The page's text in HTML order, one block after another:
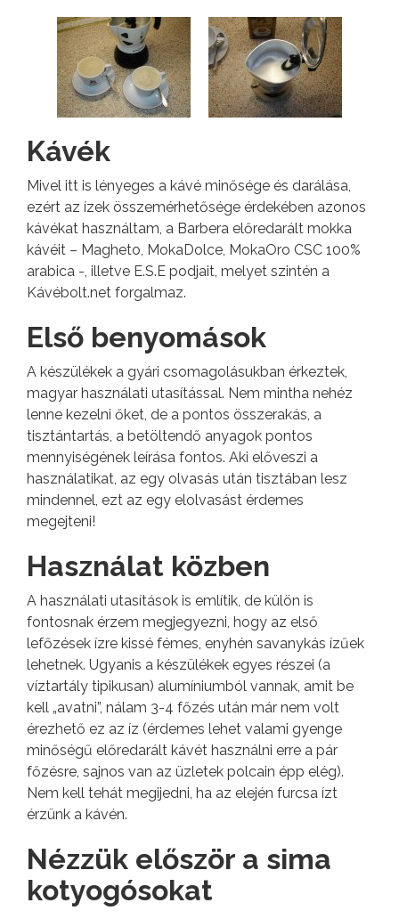
Kávék
Mivel itt is lényeges a kávé minősége és darálása,
ezért az ízek összemérhetősége érdekében azonos
kávékat használtam, a Barbera előredarált mokka
kávéit – Magheto, MokaDolce, MokaOro CSC 100%
arabica -, illetve E.S.E podjait, melyet szintén a
Kávébolt.net forgalmaz.
Első benyomások
A készülékek a gyári csomagolásukban érkeztek,
magyar használati utasítással. Nem mintha nehéz
lenne kezelni őket, de a pontos összerakás, a
tisztántartás, a betöltendő anyagok pontos
mennyiségének leírása fontos. Aki előveszi a
használatikat, az egy olvasás után tisztában lesz
mindennel, ezt az egy elolvasást érdemes
megejteni!
Használat közben
A használati utasítások is említik, de külön is
fontosnak érzem megjegyezni, hogy az első
lefőzések ízre kissé fémes, enyhén savanykás ízűek
lehetnek. Ugyanis a készülékek egyes részei (a
víztartály tipikusan) alumíniumból vannak, amit be
kell „avatni”, nálam 3-4 főzés után már nem volt
érezhető ez az íz (érdemes lehet valami gyenge
minőségű előredarált kávét használni erre a pár
főzésre, sajnos van az üzletek polcain épp elég).
Nem kell tehát megijedni, ha az elején furcsa ízt
érzünk a kávén.
Nézzük először a sima
kotyogósokat